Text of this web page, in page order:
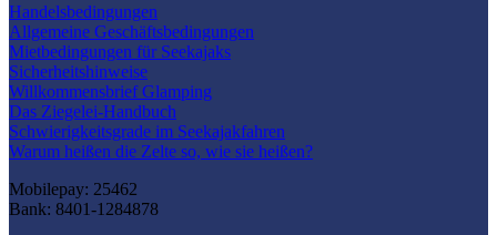
Handelsbedingungen
Allgemeine Geschäftsbedingungen
Mietbedingungen für Seekajaks
Sicherheitshinweise
Willkommensbrief Glamping
Das Ziegelei-Handbuch
Schwierigkeitsgrade im Seekajakfahren
Warum heißen die Zelte so, wie sie heißen?
Mobilepay: 25462
Bank: 8401-1284878